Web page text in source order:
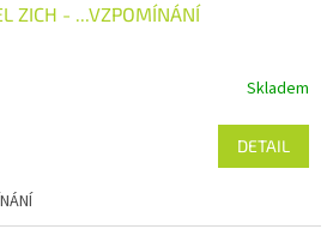
ZICH - ...VZPOMÍNÁNÍ
Skladem
DETAIL